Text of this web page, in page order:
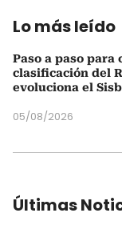
Lo más leído
Paso a paso para
clasificación del
evoluciona el
05/08/2026
Últimas